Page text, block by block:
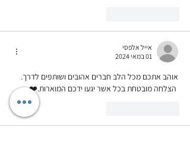
אייל אלפסי
01 במאי 2024
אוהב אתכם מכל הלב חברים אהובים ושותפים לדרך.